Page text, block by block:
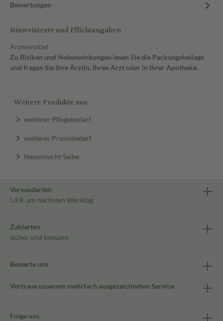
Bewertungen
Hinweistexte und Pflichtangaben
Arzneimittel
Zu Risiken und Nebenwirkungen lesen Sie die Packungsbeilage
und fragen Sie Ihre Ärztin, Ihren Arzt oder in Ihrer Apotheke.
Weitere Produkte aus:
weiterer Pflegebedarf
weiterer Praxisbedarf
Nesselsucht Salbe
Versandarten
i.d.R. am nächsten Werktag
Zahlarten
sicher und bequem
Bewerte uns
Vertraue unserem mehrfach ausgezeichneten Service
Folge uns